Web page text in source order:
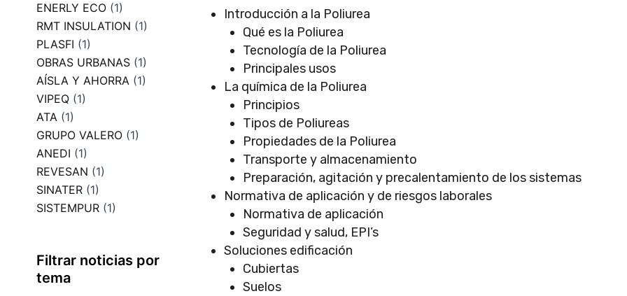
ENERLY ECO (1)
RMT INSULATION (1)
PLASFI (1)
OBRAS URBANAS (1)
AÍSLA Y AHORRA (1)
VIPEQ (1)
ATA (1)
GRUPO VALERO (1)
ANEDI (1)
REVESAN (1)
SINATER (1)
SISTEMPUR (1)
Filtrar noticias por
tema
Introducción a la Poliurea
Qué es la Poliurea
Tecnología de la Poliurea
Principales usos
La química de la Poliurea
Principios
Tipos de Poliureas
Propiedades de la Poliurea
Transporte y almacenamiento
Preparación, agitación y precalentamiento de los sistemas
Normativa de aplicación y de riesgos laborales
Normativa de aplicación
Seguridad y salud, EPI’s
Soluciones edificación
Cubiertas
Suelos